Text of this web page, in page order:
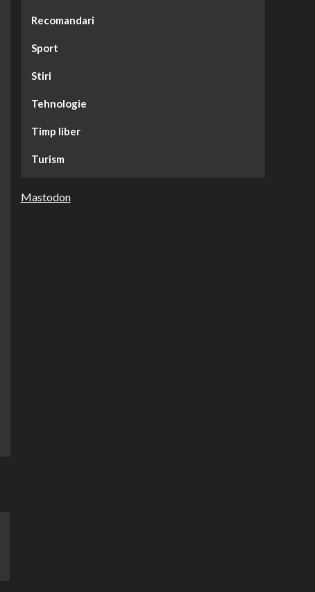
Recomandari
Sport
Stiri
Tehnologie
Timp liber
Turism
Mastodon